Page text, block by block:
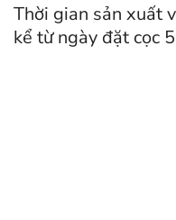
Thời gian sản xuất
kể từ ngày đặt cọc